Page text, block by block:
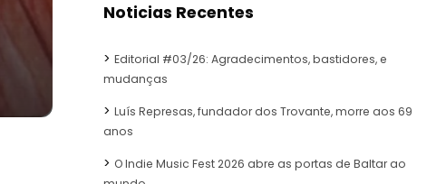
Noticias Recentes
Editorial #03/26: Agradecimentos, bastidores, e
mudanças
Luís Represas, fundador dos Trovante, morre aos 69
anos
O Indie Music Fest 2026 abre as portas de Baltar ao